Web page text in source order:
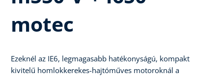
motec
Ezeknél az IE6, legmagasabb hatékonyságú, kompakt
kivitelű homlokkerekes-hajtóműves motoroknál a